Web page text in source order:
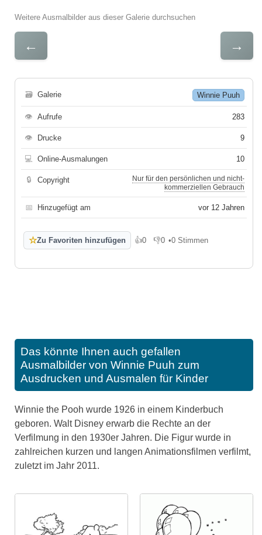
Weitere Ausmalbilder aus dieser Galerie durchsuchen
← →
🗃 Galerie Winnie Puuh
👁 Aufrufe 283
👁 Drucke 9
💻 Online-Ausmalungen 10
🔒 Copyright
Nur für den persönlichen und nicht-
kommerziellen Gebrauch
📅 Hinzugefügt am vor 12 Jahren
☆Zu Favoriten hinzufügen 👍0
Gefällt mir
👎0
Gefällt mir nicht
•0 Stimmen
Das könnte Ihnen auch gefallen
Ausmalbilder von Winnie Puuh zum
Ausdrucken und Ausmalen für Kinder
Winnie the Pooh wurde 1926 in einem Kinderbuch
geboren. Walt Disney erwarb die Rechte an der
Verfilmung in den 1930er Jahren. Die Figur wurde in
zahlreichen kurzen und langen Animationsfilmen verfilmt,
zuletzt im Jahr 2011.